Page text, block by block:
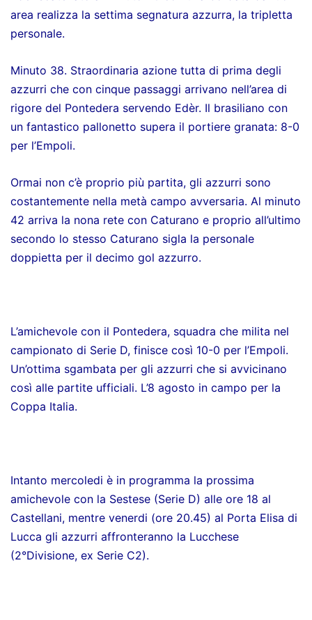
area realizza la settima segnatura azzurra, la tripletta
personale.
Minuto 38. Straordinaria azione tutta di prima degli
azzurri che con cinque passaggi arrivano nell’area di
rigore del Pontedera servendo Edèr. Il brasiliano con
un fantastico pallonetto supera il portiere granata: 8-0
per l’Empoli.
Ormai non c’è proprio più partita, gli azzurri sono
costantemente nella metà campo avversaria. Al minuto
42 arriva la nona rete con Caturano e proprio all’ultimo
secondo lo stesso Caturano sigla la personale
doppietta per il decimo gol azzurro.
L’amichevole con il Pontedera, squadra che milita nel
campionato di Serie D, finisce così 10-0 per l’Empoli.
Un’ottima sgambata per gli azzurri che si avvicinano
così alle partite ufficiali. L’8 agosto in campo per la
Coppa Italia.
Intanto mercoledi è in programma la prossima
amichevole con la Sestese (Serie D) alle ore 18 al
Castellani, mentre venerdi (ore 20.45) al Porta Elisa di
Lucca gli azzurri affronteranno la Lucchese
(2°Divisione, ex Serie C2).